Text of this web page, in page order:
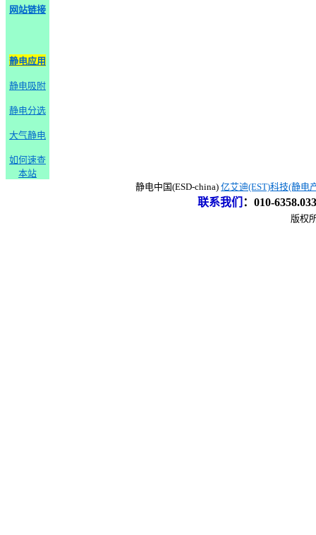
网站链接
静电应用
静电吸附
静电分选
大气静电
如何速查
本站
静电中国(ESD-china) 亿艾迪(EST)科技(静电
联系我们 ： 010-
版权